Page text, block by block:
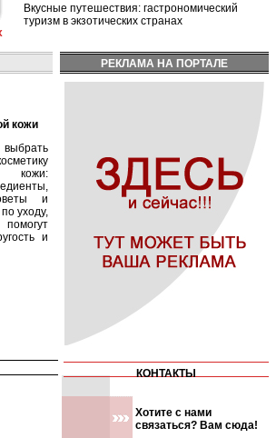
Вкусные путешествия: гастрономический
туризм в экзотических странах
кожи
кожи:
и
уходу,
и
РЕКЛАМА НА ПОРТАЛЕ
КОНТАКТЫ
Хотите с нами
связаться? Вам сюда!